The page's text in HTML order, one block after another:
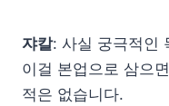
쟈칼: 사실 궁극적인
이걸 본업으로 삼으
적은 없습니다.